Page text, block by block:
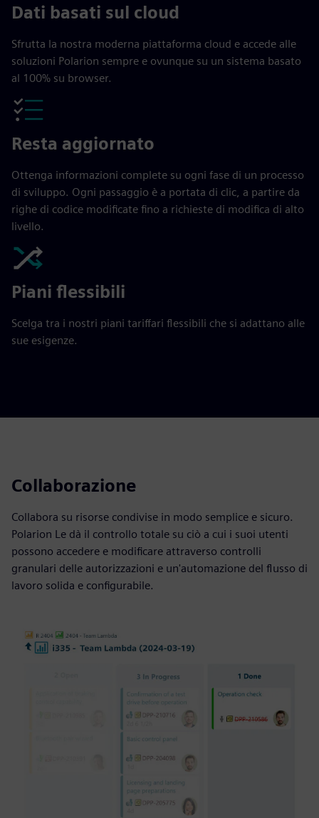
Dati basati sul cloud
Sfrutta la nostra moderna piattaforma cloud e accede alle
soluzioni Polarion sempre e ovunque su un sistema basato
al 100% su browser.
Resta aggiornato
Ottenga informazioni complete su ogni fase di un processo
di sviluppo. Ogni passaggio è a portata di clic, a partire da
righe di codice modificate fino a richieste di modifica di alto
livello.
Piani flessibili
Scelga tra i nostri piani tariffari flessibili che si adattano alle
sue esigenze.
Collaborazione
Collabora su risorse condivise in modo semplice e sicuro.
Polarion Le dà il controllo totale su ciò a cui i suoi utenti
possono accedere e modificare attraverso controlli
granulari delle autorizzazioni e un'automazione del flusso di
lavoro solida e configurabile.